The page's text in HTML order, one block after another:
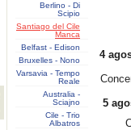
Berlino - Di
Scipio
Santiago del Cile
Manca
Belfast - Edison
Bruxelles - Nono
Varsavia - Tempo
Reale
Australia -
Sciajno
Cile - Trio
Albatros
4
5